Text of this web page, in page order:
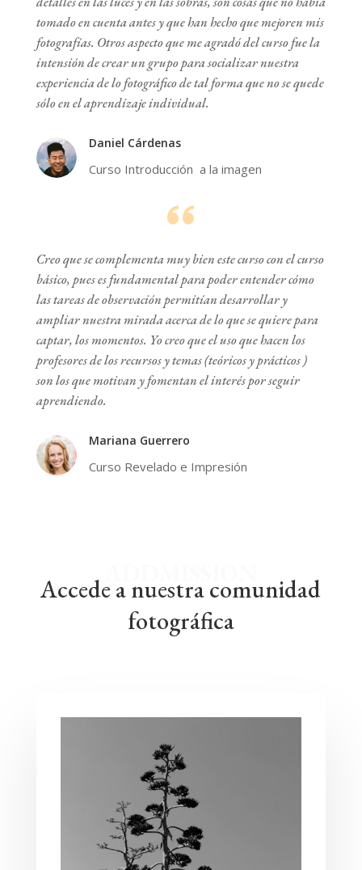
tomado en cuenta antes y que han hecho que mejoren mis
fotografías. Otros aspecto que me agradó del curso fue la
intensión de crear un grupo para socializar nuestra
experiencia de lo fotográfico de tal forma que no se quede
sólo en el aprendizaje individual.
Daniel Cárdenas
Curso Introducción a la imagen
Creo que se complementa muy bien este curso con el curso
básico, pues es fundamental para poder entender cómo
las tareas de observación permitían desarrollar y
ampliar nuestra mirada acerca de lo que se quiere para
captar, los momentos. Yo creo que el uso que hacen los
profesores de los recursos y temas (teóricos y prácticos )
son los que motivan y fomentan el interés por seguir
aprendiendo.
Mariana Guerrero
Curso Revelado e Impresión
Accede a nuestra comunidad
fotográfica